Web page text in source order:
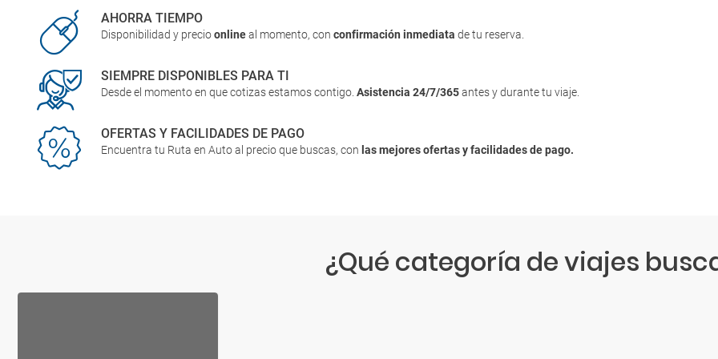
AHORRA TIEMPO
Disponibilidad y precioonlineal momento, conconfirmación inmediatade tu reserva.
SIEMPRE DISPONIBLES PARA TI
Desde el momento en que cotizas estamos contigo.Asistencia 24/7/365antes y durante tu viaje.
OFERTAS Y FACILIDADES DE PAGO
Encuentra tu Ruta en Auto al precio que buscas, con las mejores ofertas y facilidades de pago.
¿Qué categoría de viajes